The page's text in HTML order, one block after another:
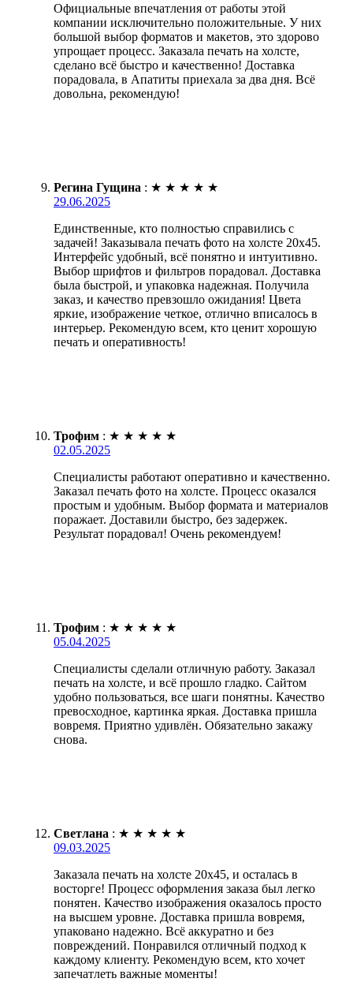
Официальные впечатления от работы этой
компании исключительно положительные. У них
большой выбор форматов и макетов, это здорово
упрощает процесс. Заказала печать на холсте,
сделано всё быстро и качественно! Доставка
порадовала, в Апатиты приехала за два дня. Всё
довольна, рекомендую!
Регина Гущина : ★ ★ ★ ★ ★
29.06.2025
Единственные, кто полностью справились с
задачей! Заказывала печать фото на холсте 20х45.
Интерфейс удобный, всё понятно и интуитивно.
Выбор шрифтов и фильтров порадовал. Доставка
была быстрой, и упаковка надежная. Получила
заказ, и качество превзошло ожидания! Цвета
яркие, изображение четкое, отлично вписалось в
интерьер. Рекомендую всем, кто ценит хорошую
печать и оперативность!
Трофим : ★ ★ ★ ★ ★
02.05.2025
Специалисты работают оперативно и качественно.
Заказал печать фото на холсте. Процесс оказался
простым и удобным. Выбор формата и материалов
поражает. Доставили быстро, без задержек.
Результат порадовал! Очень рекомендуем!
Трофим : ★ ★ ★ ★ ★
05.04.2025
Специалисты сделали отличную работу. Заказал
печать на холсте, и всё прошло гладко. Сайтом
удобно пользоваться, все шаги понятны. Качество
превосходное, картинка яркая. Доставка пришла
вовремя. Приятно удивлён. Обязательно закажу
снова.
Светлана : ★ ★ ★ ★ ★
09.03.2025
Заказала печать на холсте 20х45, и осталась в
восторге! Процесс оформления заказа был легко
понятен. Качество изображения оказалось просто
на высшем уровне. Доставка пришла вовремя,
упаковано надежно. Всё аккуратно и без
повреждений. Понравился отличный подход к
каждому клиенту. Рекомендую всем, кто хочет
запечатлеть важные моменты!